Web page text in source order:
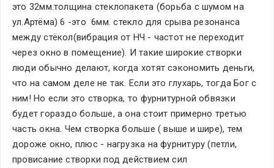
это 32мм.толщина стеклопакета (борьба с шумом на
ул.Артёма) 6 -это  6мм. стекло для срыва резонанса
между стёкол(вибрация от НЧ - частот не переходит
через окно в помещение). И такие широкие створки
люди обычно делают, когда хотят сэкономить деньги,
что на самом деле не так. Если это глухарь, тогда Бог с
ним! Но если это створка, то фурнитурной обвязки
будет гораздо больше, а она стоит примерно третью
часть окна. Чем створка больше ( выше и шире), тем
дороже окно, плюс - нагрузка на фурнитуру (петли,
провисание створки под действием сил